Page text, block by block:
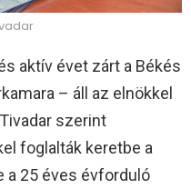
aktív évet zárt a Békés
– áll az elnökkel
szerint
foglalták keretbe a
a 25 éves évforduló